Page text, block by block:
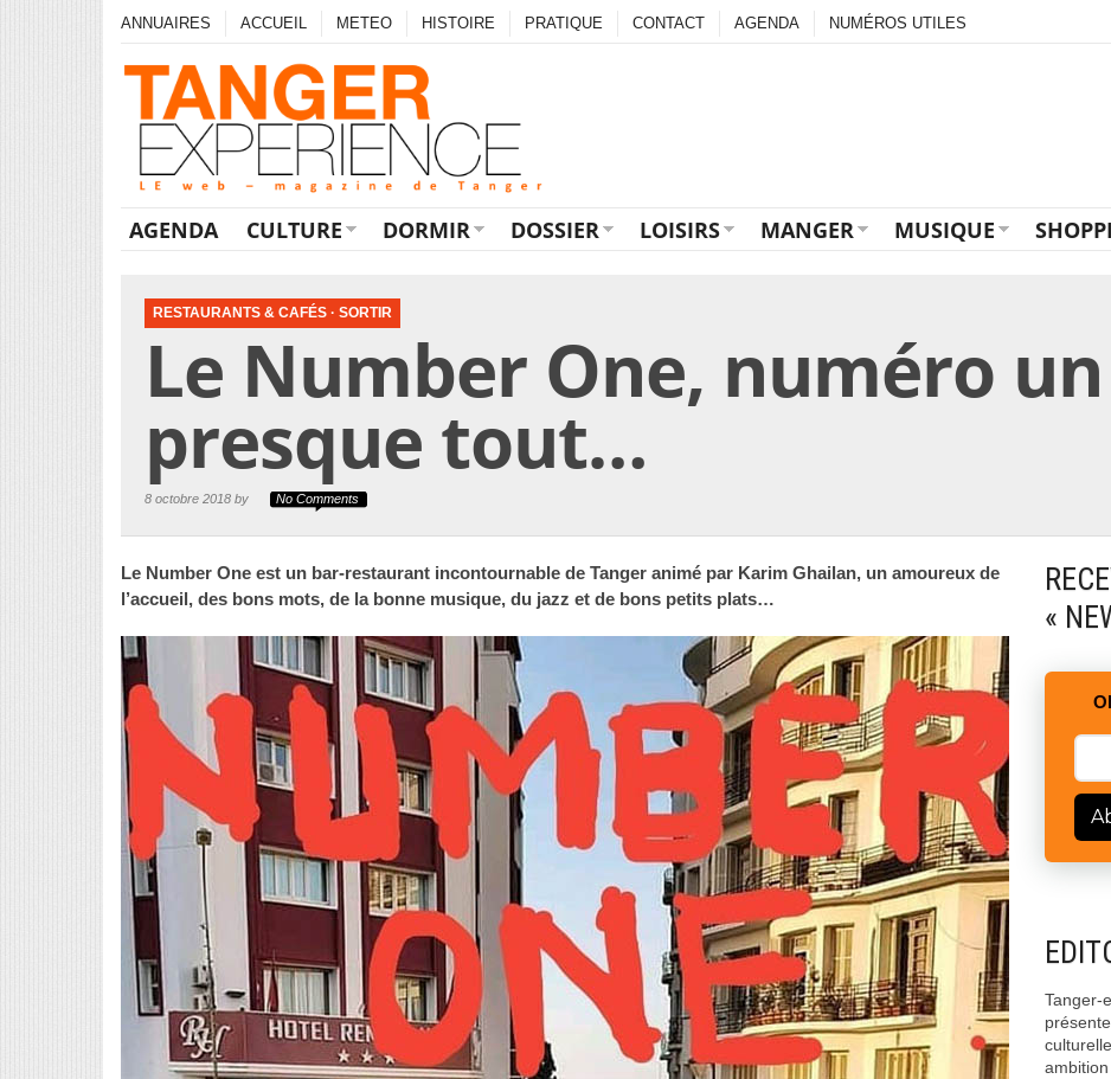
ANNUAIRES ACCUEIL METEO HISTOIRE PRATIQUE CONTACT AGENDA NUMÉROS UTILES
AGENDA CULTURE DORMIR DOSSIER LOISIRS MANGER MUSIQUE
RESTAURANTS & CAFÉS · SORTIR
Le Number One, numéro
presque tout…
8 octobre 2018 by No Comments
Le Number One est un bar-restaurant incontournable de Tanger animé par Karim Ghailan, un amoureux de
l’accueil, des bons mots, de la bonne musique, du jazz et de bons petits plats…
«
Tanger-